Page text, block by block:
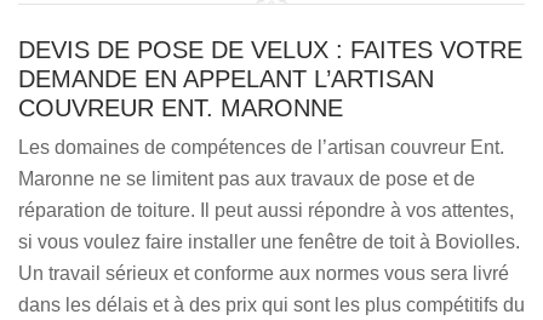
DEVIS DE POSE DE VELUX : FAITES VOTRE
DEMANDE EN APPELANT L’ARTISAN
COUVREUR ENT. MARONNE
Les domaines de compétences de l’artisan couvreur Ent.
Maronne ne se limitent pas aux travaux de pose et de
réparation de toiture. Il peut aussi répondre à vos attentes,
si vous voulez faire installer une fenêtre de toit à Boviolles.
Un travail sérieux et conforme aux normes vous sera livré
dans les délais et à des prix qui sont les plus compétitifs du